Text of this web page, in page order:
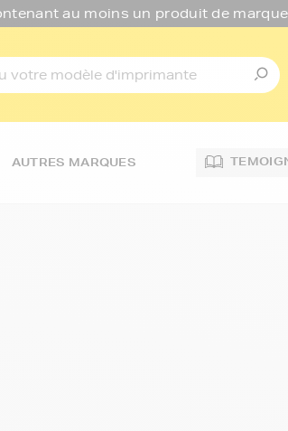
au moins un produit de marque
AUTRES MARQUES